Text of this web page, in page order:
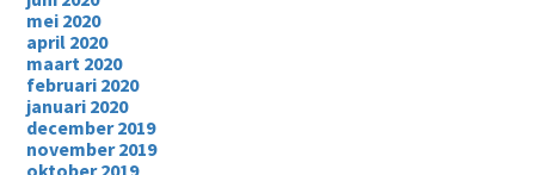
mei 2020
april 2020
maart 2020
februari 2020
januari 2020
december 2019
november 2019
oktober 2019